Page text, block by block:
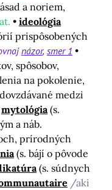
a noriem,
ideológia
prispôsobených
názor smer 1
spôsobov,
na pokolenie,
medzi
mytológia (s.
a náb.
prírodných
(s. bájí o pôvode
(s. súdnych
/aki